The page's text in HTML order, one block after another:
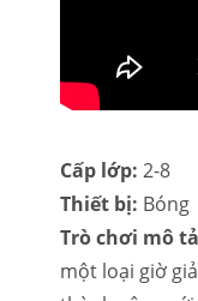
Cấp lớp: 2-8
Thiết bị: Bóng
Trò chơi mô
một loại giờ